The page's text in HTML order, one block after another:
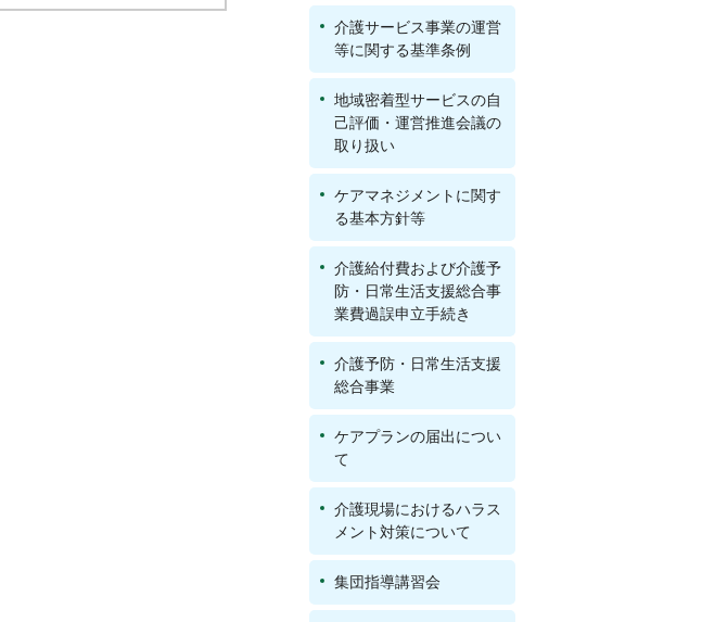
介護サービス事業の運営
等に関する基準条例
地域密着型サービスの自
己評価・運営推進会議の
取り扱い
ケアマネジメントに関す
る基本方針等
介護給付費および介護予
防・日常生活支援総合事
業費過誤申立手続き
介護予防・日常生活支援
総合事業
ケアプランの届出につい
て
介護現場におけるハラス
メント対策について
集団指導講習会